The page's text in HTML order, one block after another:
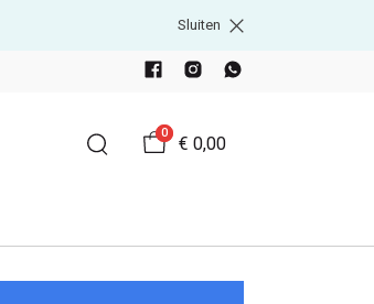
Sluiten
0
€ 0,00